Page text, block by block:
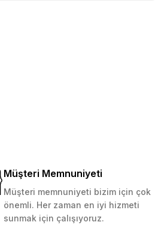
Müşteri Memnuniyeti
Müşteri memnuniyeti bizim için çok
önemli. Her zaman en iyi hizmeti
sunmak için çalışıyoruz.